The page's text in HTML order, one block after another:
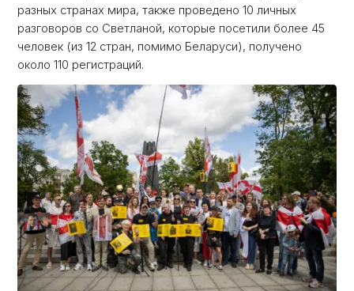
разных странах мира, также проведено 10 личных
разговоров со Светланой, которые посетили более 45
человек (из 12 стран, помимо Беларуси), получено
около 110 регистраций.